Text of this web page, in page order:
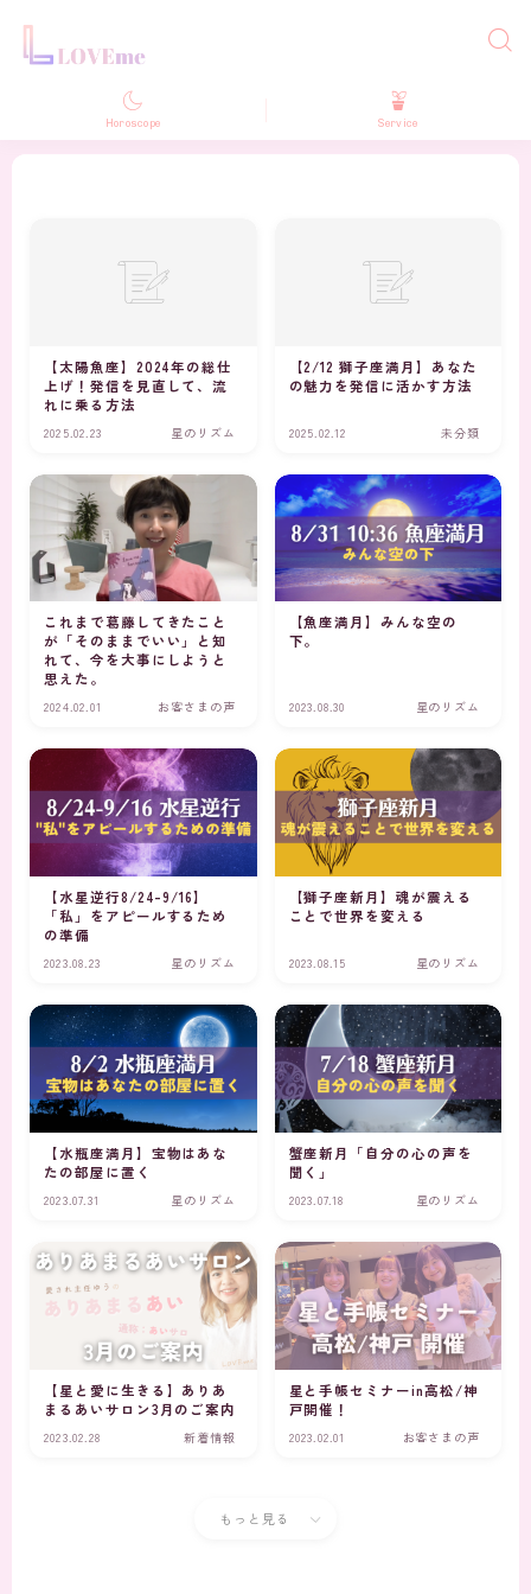
Horoscope Service
【太陽魚座】2024年の総仕
上げ！発信を見直して、流
れに乗る方法
2025.02.23 星のリズム
【2/12 獅子座満月】あなた
の魅力を発信に活かす方法
2025.02.12 未分類
これまで葛藤してきたこと
が「そのままでいい」と知
れて、今を大事にしようと
思えた。
2024.02.01 お客さまの声
【魚座満月】みんな空の
下。
2023.08.30 星のリズム
【水星逆行8/24-9/16】
「私」をアピールするため
の準備
2023.08.23 星のリズム
【獅子座新月】魂が震える
ことで世界を変える
2023.08.15 星のリズム
【水瓶座満月】宝物はあな
たの部屋に置く
2023.07.31 星のリズム
蟹座新月「自分の心の声を
聞く」
2023.07.18 星のリズム
【星と愛に生きる】ありあ
まるあいサロン3月のご案内
2023.02.28 新着情報
星と手帳セミナーin高松/神
戸開催！
2023.02.01 お客さまの声
もっと見る